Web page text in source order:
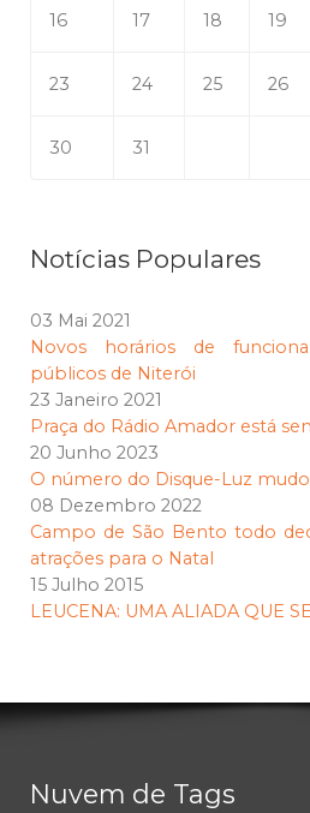
16 17 18 19
23 24 25 26
30 31
Notícias Populares
03 Mai 2021
Novos horários de
públicos de Niterói
23 Janeiro 2021
Praça do Rádio Amador está
20 Junho 2023
O número do Disque-Luz
08 Dezembro 2022
Campo de São Bento todo
atrações para o Natal
15 Julho 2015
LEUCENA: UMA ALIADA QUE
Nuvem de Tags